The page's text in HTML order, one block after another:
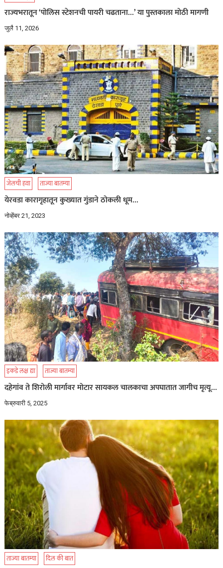
राज्यभरातून ‘पोलिस स्टेशनची पायरी चढताना…’ या पुस्तकाला मोठी मागणी
जुलै 11, 2026
जेलची हवा ताज्या बातम्या
येरवडा कारागृहातून कुख्यात गुंडाने ठोकली धूम…
नोव्हेंबर 21, 2023
इकडे लक्ष द्या ताज्या बातम्या
दहेगांव ते शिरोली मार्गावर मोटार सायकल चालकाचा अपघातात जागीच मृत्यू…
फेब्रुवारी 5, 2025
ताज्या बातम्या दिल की बात